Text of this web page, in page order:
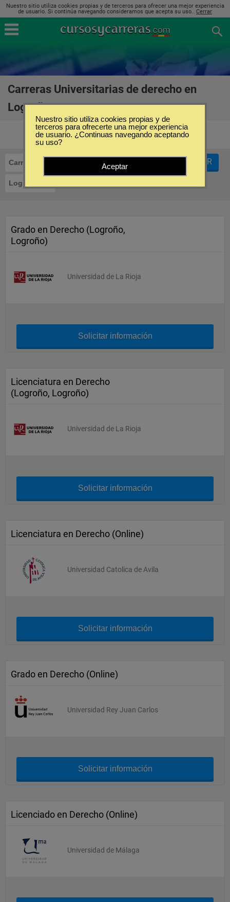
Nuestro sitio utiliza cookies propias y de terceros para ofrecer una mejor experiencia
de usuario. Si continúa navegando consideramos que acepta su uso.. Cerrar
Carreras Universitarias de derecho en
Logroño
Carreras Universitarias Derecho
Logroño
FILTRAR
Grado en Derecho (Logroño,
Logroño)
Universidad de La Rioja
Solicitar información
Licenciatura en Derecho
(Logroño, Logroño)
Universidad de La Rioja
Solicitar información
Licenciatura en Derecho (Online)
Universidad Catolica de Avila
Solicitar información
Grado en Derecho (Online)
Universidad Rey Juan Carlos
Solicitar información
Licenciado en Derecho (Online)
Universidad de Málaga
Nuestro sitio utiliza cookies propias y de
terceros para ofrecerte una mejor experiencia
de usuario. ¿Continuas navegando aceptando
su uso?
Aceptar